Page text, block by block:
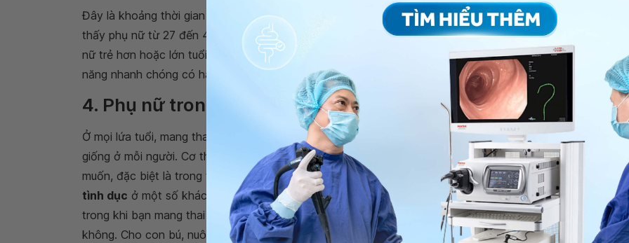
Đây là khoảng thời gian bạn có thể có mức độ ham muốn tình dục mạnh nhất. Một nghiên cứu cho
thấy phụ nữ từ 27 đến 45 có những tưởng tượng tình dục thường xuyên và dữ dội hơn so với phụ
nữ trẻ hơn hoặc lớn tuổi hơn. Họ cũng có tần suất hoạt động tình dục nhiều hơn và có nhiều khả
năng nhanh chóng có hành vi quan hệ hơn trong các mối quan hệ.
4. Phụ nữ trong giai đoạn có thai và cho con bú
Ở mọi lứa tuổi, mang thai và sinh con đều có ảnh hưởng lớn đến đời sống tình dục, nhưng nó không
giống ở mỗi người. Cơ thể và hormone thay đổi trong suốt thai kỳ. Điều đó có thể làm tăng ham
muốn, đặc biệt là trong tháng thứ hai của thai kỳ và cũng có khi thai nghén sẽ làm giảmnhu cầu
tình dục ở một số khác. Bạn cũng có thể có những lo lắng về vấn đề an toàn khi quan hệ tình dục
trong khi bạn mang thai như:quan hệ mấy lần một tuần, quan hệ có ảnh hưởng đến thai nhi hay
không. Cho con bú, nuôi con và các công việc khác cũng có thể ảnh hưởng đến thời gian, năng